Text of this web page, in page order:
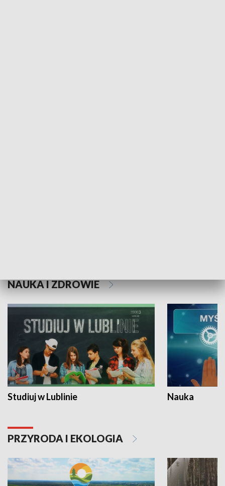
NAUKA I ZDROWIE
Studiuj w Lublinie Nauka
PRZYRODA I EKOLOGIA